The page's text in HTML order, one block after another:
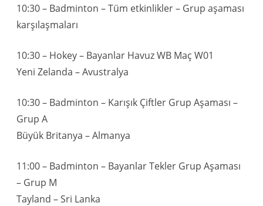
10:30 – Badminton – Tüm etkinlikler – Grup aşaması
karşılaşmaları
10:30 – Hokey – Bayanlar Havuz WB Maç W01
Yeni Zelanda – Avustralya
10:30 – Badminton – Karışık Çiftler Grup Aşaması –
Grup A
Büyük Britanya – Almanya
11:00 – Badminton – Bayanlar Tekler Grup Aşaması
– Grup M
Tayland – Sri Lanka